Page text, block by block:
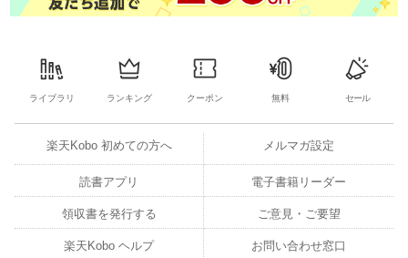
ライブラリ ランキング クーポン 無料 セール
楽天Kobo 初めての方へ メルマガ設定
読書アプリ 電子書籍リーダー
領収書を発行する ご意見・ご要望
楽天Kobo ヘルプ お問い合わせ窓口